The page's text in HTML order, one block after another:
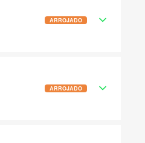
ARROJADO
ARROJADO